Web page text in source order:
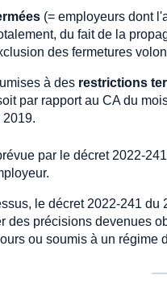
(= employeurs dont
du fait de la
des fermetures
à des restrictions
par rapport au CA du
2019.
par le décret 2022-
le décret 2022-241
des précisions devenues
ou soumis à un régime